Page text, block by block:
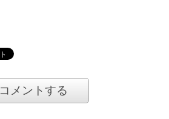
コメントする